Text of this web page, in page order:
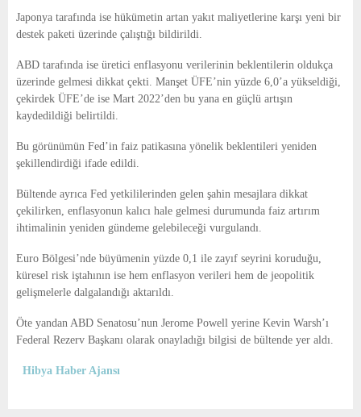
Japonya tarafında ise hükümetin artan yakıt maliyetlerine karşı yeni bir
destek paketi üzerinde çalıştığı bildirildi.
ABD tarafında ise üretici enflasyonu verilerinin beklentilerin oldukça
üzerinde gelmesi dikkat çekti. Manşet ÜFE’nin yüzde 6,0’a yükseldiği,
çekirdek ÜFE’de ise Mart 2022’den bu yana en güçlü artışın
kaydedildiği belirtildi.
Bu görünümün Fed’in faiz patikasına yönelik beklentileri yeniden
şekillendirdiği ifade edildi.
Bültende ayrıca Fed yetkililerinden gelen şahin mesajlara dikkat
çekilirken, enflasyonun kalıcı hale gelmesi durumunda faiz artırım
ihtimalinin yeniden gündeme gelebileceği vurgulandı.
Euro Bölgesi’nde büyümenin yüzde 0,1 ile zayıf seyrini koruduğu,
küresel risk iştahının ise hem enflasyon verileri hem de jeopolitik
gelişmelerle dalgalandığı aktarıldı.
Öte yandan ABD Senatosu’nun Jerome Powell yerine Kevin Warsh’ı
Federal Rezerv Başkanı olarak onayladığı bilgisi de bültende yer aldı.
Hibya Haber Ajansı